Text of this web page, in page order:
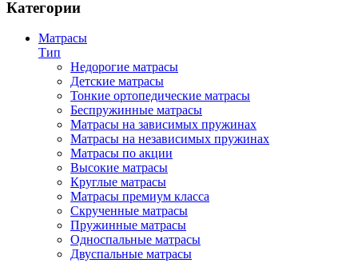
Категории
Матрасы
Тип
Недорогие матрасы
Детские матрасы
Тонкие ортопедические матрасы
Беспружинные матрасы
Матрасы на зависимых пружинах
Матрасы на независимых пружинах
Матрасы по акции
Высокие матрасы
Круглые матрасы
Матрасы премиум класса
Скрученные матрасы
Пружинные матрасы
Односпальные матрасы
Двуспальные матрасы